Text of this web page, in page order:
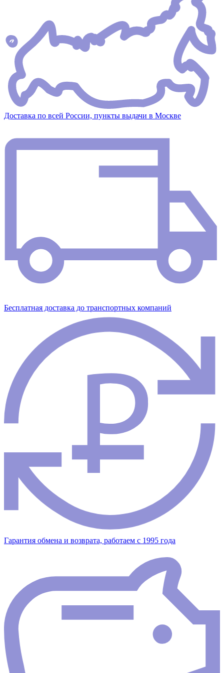
Доставка по всей России, пункты выдачи в Москве
Бесплатная доставка до транспортных компаний
Гарантия обмена и возврата, работаем с 1995 года